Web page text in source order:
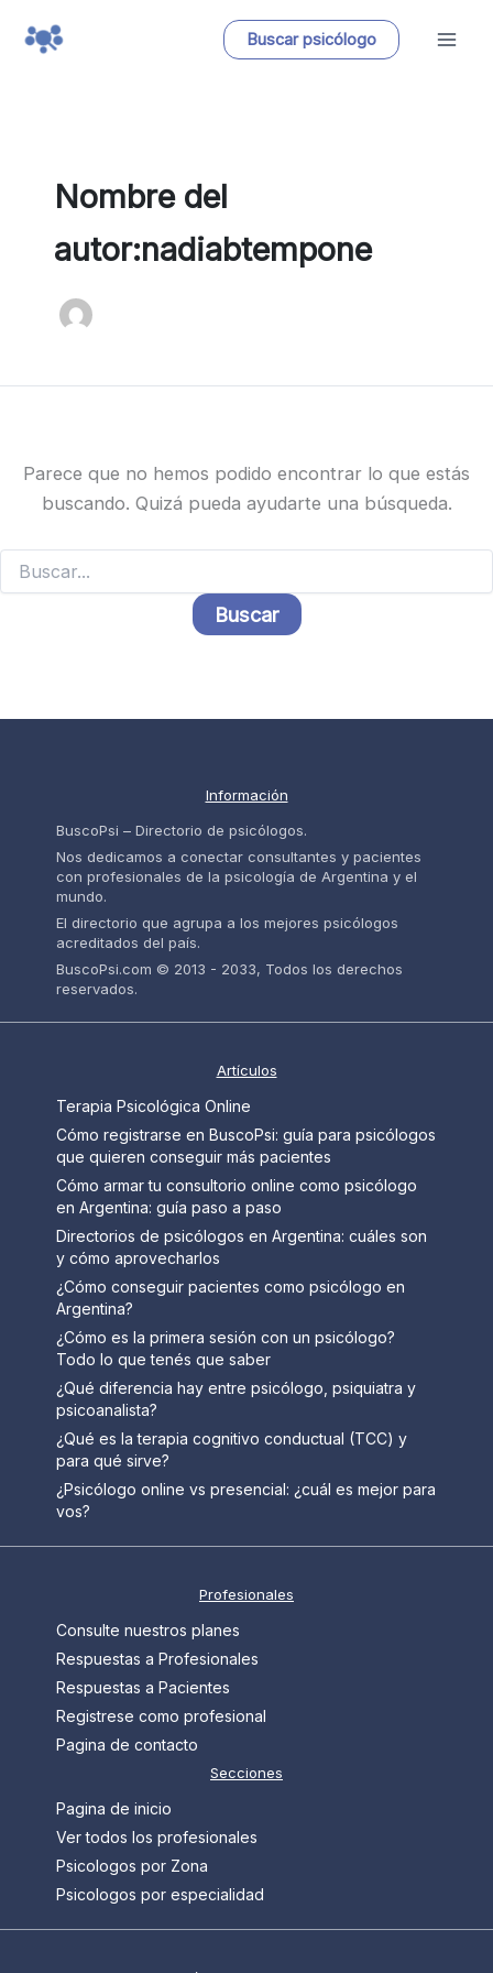
Buscar psicólogo
Nombre del
autor:nadiabtempone
Parece que no hemos podido encontrar lo que estás
buscando. Quizá pueda ayudarte una búsqueda.
por:
Información
BuscoPsi – Directorio de psicólogos.
Nos dedicamos a conectar consultantes y pacientes
con profesionales de la psicología de Argentina y el
mundo.
El directorio que agrupa a los mejores psicólogos
acreditados del país.
BuscoPsi.com © 2013 - 2033, Todos los derechos
reservados.
Artículos
Terapia Psicológica Online
Cómo registrarse en BuscoPsi: guía para psicólogos
que quieren conseguir más pacientes
Cómo armar tu consultorio online como psicólogo
en Argentina: guía paso a paso
Directorios de psicólogos en Argentina: cuáles son
y cómo aprovecharlos
¿Cómo conseguir pacientes como psicólogo en
Argentina?
¿Cómo es la primera sesión con un psicólogo?
Todo lo que tenés que saber
¿Qué diferencia hay entre psicólogo, psiquiatra y
psicoanalista?
¿Qué es la terapia cognitivo conductual (TCC) y
para qué sirve?
¿Psicólogo online vs presencial: ¿cuál es mejor para
vos?
Profesionales
Consulte nuestros planes
Respuestas a Profesionales
Respuestas a Pacientes
Registrese como profesional
Pagina de contacto
Secciones
Pagina de inicio
Ver todos los profesionales
Psicologos por Zona
Psicologos por especialidad